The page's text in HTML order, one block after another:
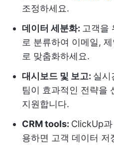
조정하세요.
데이터 세분화: 고객을
로 분류하여 이메일,
로 맞춤화하세요.
대시보드 및 보고: 실시
팀이 효과적인 전략을
지원합니다.
CRM tools: ClickUp
용하면 고객 데이터 저